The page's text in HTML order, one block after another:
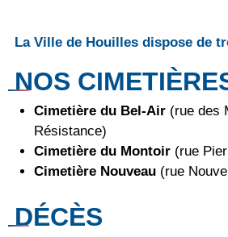
La Ville de Houilles dispose de
NOS
Cimetière du Bel-Air (rue des
Résistance)
Cimetière du Montoir (rue
Cimetière Nouveau (rue
DÉCÈS